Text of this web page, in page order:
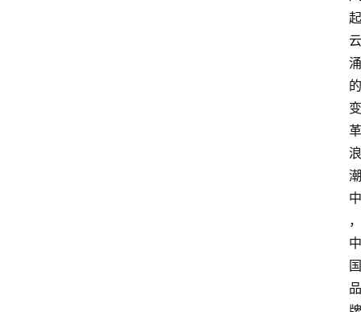
起
云
涌
的
变
革
浪
潮
中
，
中
国
品